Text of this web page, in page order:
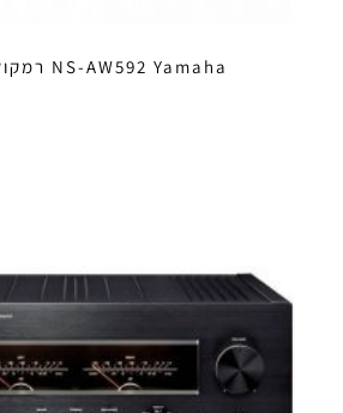
NS-AW592 Yamaha רמקולים לחצר